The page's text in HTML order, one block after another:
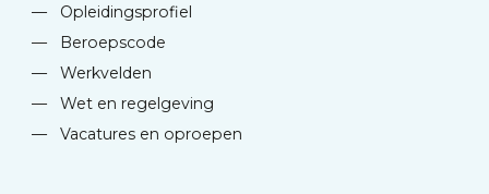
—
Opleidingsprofiel
—
Beroepscode
—
Werkvelden
—
Wet en regelgeving
—
Vacatures en oproepen